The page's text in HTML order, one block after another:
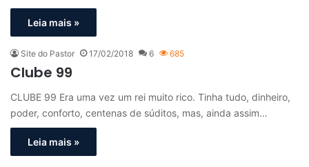
Leia mais »
Site do Pastor 17/02/2018 6 685
Clube 99
CLUBE 99 Era uma vez um rei muito rico. Tinha tudo, dinheiro,
poder, conforto, centenas de súditos, mas, ainda assim…
Leia mais »